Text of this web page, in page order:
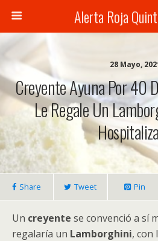
Alerta Roja
28 Mayo,
Creyente Ayuna Por 40
Le Regale Un
Share Tweet Pin
Un creyente se convenció a sí
regalaría un Lamborghini, con